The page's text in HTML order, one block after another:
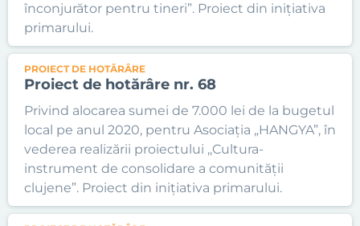
înconjurător pentru tineri”. Proiect din inițiativa
primarului.
PROIECT DE HOTĂRÂRE
Proiect de hotărâre nr. 68
Privind alocarea sumei de 7.000 lei de la bugetul
local pe anul 2020, pentru Asociația „HANGYA”, în
vederea realizării proiectului ,,Cultura-
instrument de consolidare a comunității
clujene”. Proiect din inițiativa primarului.